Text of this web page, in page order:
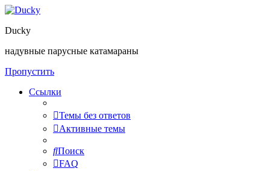
Ducky
надувные парусные катамараны
Пропустить
Ссылки
Темы без ответов
Активные темы
Поиск
FAQ